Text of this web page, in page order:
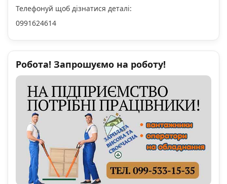
Телефонуй щоб дізнатися деталі:
0991624614
Робота! Запрошуємо на роботу!